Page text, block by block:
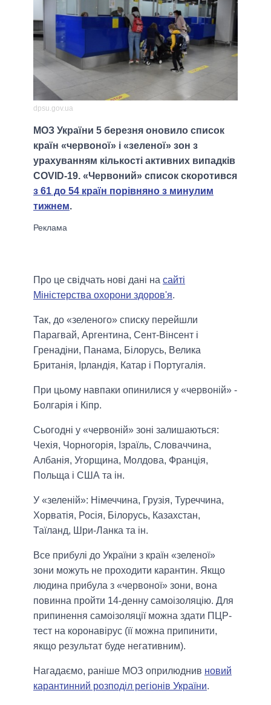
dpsu.gov.ua
МОЗ України 5 березня оновило список
країн «червоної» і «зеленої» зон з
урахуванням кількості активних випадків
COVID-19. «Червоний» список скоротився
з 61 до 54 країн порівняно з минулим
тижнем.
Про це свідчать нові дані на сайті
Міністерства охорони здоров'я.
Так, до «зеленого» списку перейшли
Парагвай, Аргентина, Сент-Вінсент і
Гренадіни, Панама, Білорусь, Велика
Британія, Ірландія, Катар і Португалія.
При цьому навпаки опинилися у «червоній» -
Болгарія і Кіпр.
Сьогодні у «червоній» зоні залишаються:
Чехія, Чорногорія, Ізраїль, Словаччина,
Албанія, Угорщина, Молдова, Франція,
Польща і США та ін.
У «зеленій»: Німеччина, Грузія, Туреччина,
Хорватія, Росія, Білорусь, Казахстан,
Таїланд, Шри-Ланка та ін.
Все прибулі до України з країн «зеленої»
зони можуть не проходити карантин. Якщо
людина прибула з «червоної» зони, вона
повинна пройти 14-денну самоізоляцію. Для
припинення самоізоляції можна здати ПЦР-
тест на коронавірус (її можна припинити,
якщо результат буде негативним).
Нагадаємо, раніше МОЗ оприлюднив новий
карантинний розподіл регіонів України.